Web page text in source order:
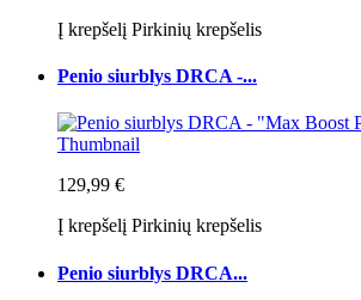
Į krepšelį Pirkinių krepšelis
Penio siurblys DRCA -...
129,99 €
Į krepšelį Pirkinių krepšelis
Penio siurblys DRCA...